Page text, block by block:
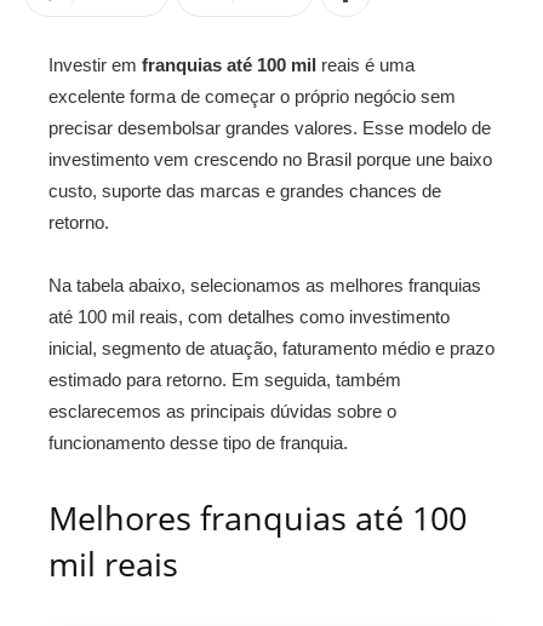
Investir em franquias até 100 mil reais é uma
excelente forma de começar o próprio negócio sem
precisar desembolsar grandes valores. Esse modelo de
investimento vem crescendo no Brasil porque une baixo
custo, suporte das marcas e grandes chances de
retorno.
Na tabela abaixo, selecionamos as melhores franquias
até 100 mil reais, com detalhes como investimento
inicial, segmento de atuação, faturamento médio e prazo
estimado para retorno. Em seguida, também
esclarecemos as principais dúvidas sobre o
funcionamento desse tipo de franquia.
Melhores franquias até 100
mil reais